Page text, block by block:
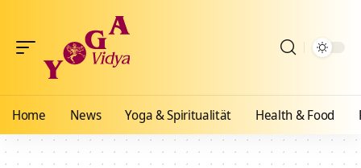
Home News Yoga & Spiritualität Health & Food